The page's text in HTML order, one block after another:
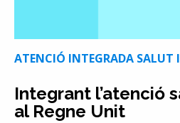
ATENCIÓ INTEGRADA SALUT
Integrant l’atenció
al Regne Unit